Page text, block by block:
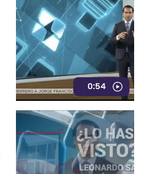
0:54